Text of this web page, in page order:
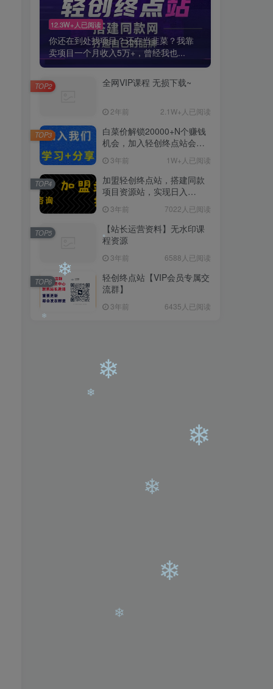
12.3W+人已阅读
你还在到处找项目？还在当韭菜？我靠
卖项目一个月收入5万+，曾经我也...
全网VIP课程 无损下载~
2年前 2.1W+人已阅读
TOP2
白菜价解锁20000+N个赚钱
机会，加入轻创终点站会
3年前 1W+人已阅读
TOP3
加盟轻创终点站，搭建同款
项目资源站，实现日入
3年前 7022人已阅读
TOP4
【站长运营资料】无水印课
程资源
3年前 6588人已阅读
TOP5
轻创终点站【VIP会员专属交
流群】
3年前 6435人已阅读
TOP6